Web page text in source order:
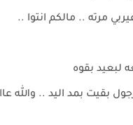
مرته .. مالكم انتوا ..
لبعيد بقوه
بقيت بمد اليد .. والله